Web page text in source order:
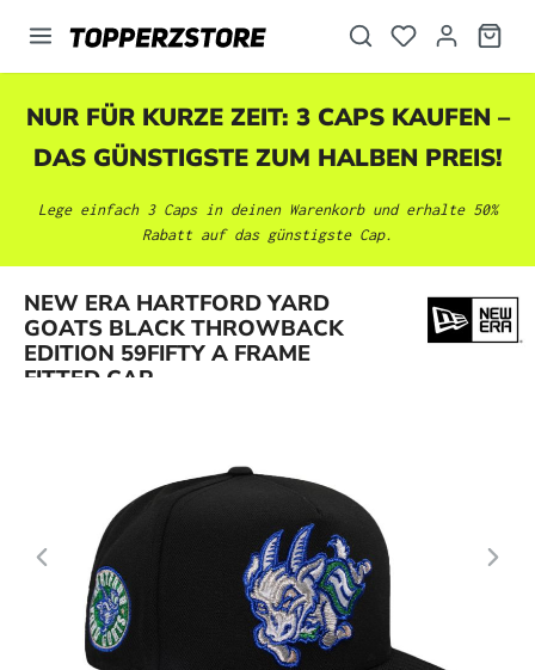
springen
NUR FÜR KURZE ZEIT: 3 CAPS KAUFEN –
DAS GÜNSTIGSTE ZUM HALBEN PREIS!
Lege einfach 3 Caps in deinen Warenkorb und erhalte 50%
Rabatt auf das günstigste Cap.
NEW ERA HARTFORD YARD
GOATS BLACK THROWBACK
EDITION 59FIFTY A FRAME
FITTED CAP
Bildergalerie überspringen